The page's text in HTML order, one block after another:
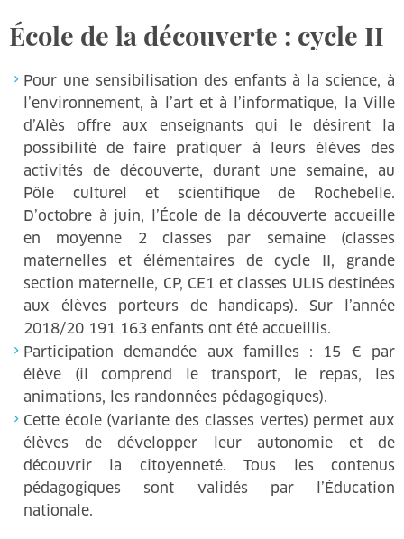
École de la découverte : cycle II
Pour une sensibilisation des enfants à la science, à
l’environnement, à l’art et à l’informatique, la Ville
d’Alès offre aux enseignants qui le désirent la
possibilité de faire pratiquer à leurs élèves des
activités de découverte, durant une semaine, au
Pôle culturel et scientifique de Rochebelle.
D’octobre à juin, l’École de la découverte accueille
en moyenne 2 classes par semaine (classes
maternelles et élémentaires de cycle II, grande
section maternelle, CP, CE1 et classes ULIS destinées
aux élèves porteurs de handicaps). Sur l’année
2018/20 191 163 enfants ont été accueillis.
Participation demandée aux familles : 15 € par
élève (il comprend le transport, le repas, les
animations, les randonnées pédagogiques).
Cette école (variante des classes vertes) permet aux
élèves de développer leur autonomie et de
découvrir la citoyenneté. Tous les contenus
pédagogiques sont validés par l’Éducation
nationale.